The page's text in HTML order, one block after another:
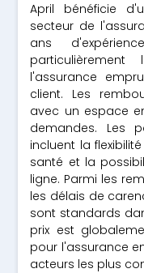
April bénéficie
secteur de
ans
l'assurance
client. Les
avec un espace
demandes. Les
incluent la
santé et la
ligne. Parmi les
les délais de
sont standards
prix est
pour l'assurance
acteurs les plus